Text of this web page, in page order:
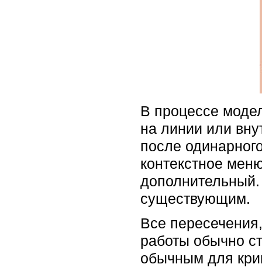
В процессе
на линии или
после
контекстное
существующим.
Все
работы обычно
обычным для